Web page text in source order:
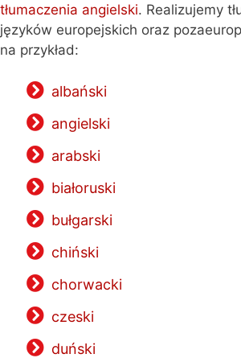
tłumaczenia angielski. Realizujemy
języków europejskich oraz
na przykład:
albański
angielski
arabski
białoruski
bułgarski
chiński
chorwacki
czeski
duński